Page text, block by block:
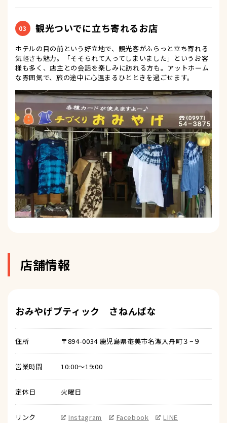
03 観光ついでに立ち寄れるお店
ホテルの目の前という好立地で、観光客がふらっと立ち寄れる
気軽さも魅力。「そそられて入ってしまいました」というお客
様も多く、店主との会話を楽しみに訪れる方も。アットホーム
な雰囲気で、旅の途中に心温まるひとときを過ごせます。
店舗情報
おみやげブティック さねんばな
住所 〒894-0034 鹿児島県奄美市名瀬入舟町３−９
営業時間 10:00〜19:00
定休日 火曜日
リンク Instagram Facebook LINE